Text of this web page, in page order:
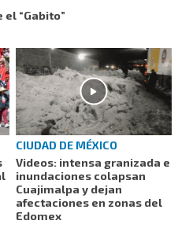
el “Gabito”
CIUDAD DE MÉXICO
Videos: intensa granizada e
inundaciones colapsan
Cuajimalpa y dejan
afectaciones en zonas del
Edomex